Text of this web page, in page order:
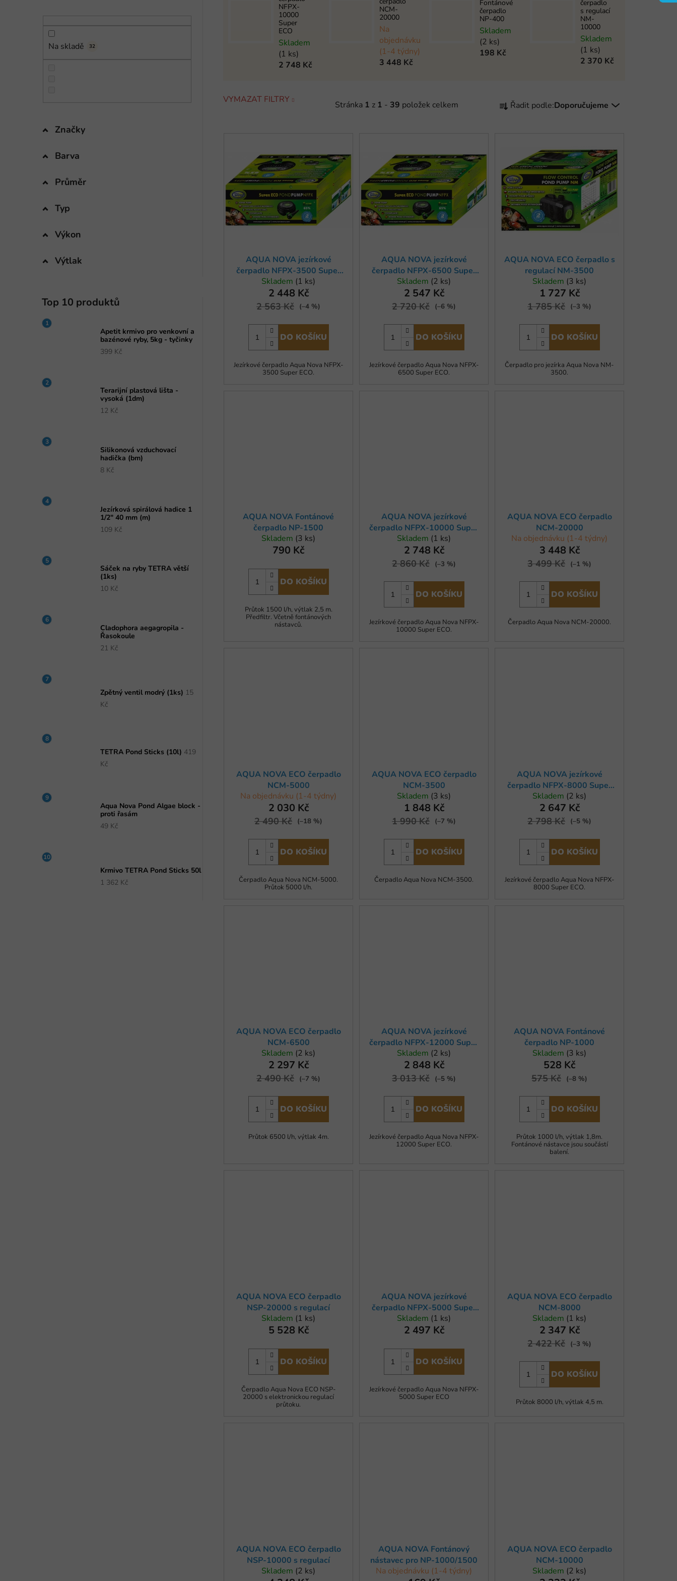
Na skladě 32
Značky
Barva
Průměr
Typ
Výkon
Výtlak
Top 10 produktů
Apetit krmivo pro venkovní a
bazénové ryby, 5kg - tyčinky
399 Kč
Terarijní plastová lišta -
vysoká (1dm)
12 Kč
Silikonová vzduchovací
hadička (bm)
8 Kč
Jezírková spirálová hadice 1
1/2" 40 mm (m)
109 Kč
Sáček na ryby TETRA větší
(1ks)
10 Kč
Cladophora aegagropila -
Řasokoule
21 Kč
Zpětný ventil modrý (1ks) 15
Kč
TETRA Pond Sticks (10l) 419
Kč
Aqua Nova Pond Algae block -
proti řasám
49 Kč
Krmivo TETRA Pond Sticks 50l
1 362 Kč
NFPX-
10000
Super
ECO
Skladem
(1 ks)
2 748 Kč
NCM-
20000
Na
objednávku
(1-4 týdny)
3 448 Kč
Fontánové
čerpadlo
NP-400
Skladem
(2 ks)
198 Kč
čerpadlo
s regulací
NM-
10000
Skladem
(1 ks)
2 370 Kč
VYMAZAT FILTRY Stránka 1 z 1 - 39 položek celkem
a
p
r
o
d
u
Řadit podle:Doporučujeme
s
p
r
o
AQUA NOVA jezírkové
čerpadlo NFPX-3500 Super
ECO
Skladem (1 ks)
2 448 Kč
2 563 Kč (–4 %)
DO KOŠÍKU
Jezírkové čerpadlo Aqua Nova NFPX-
3500 Super ECO.
AQUA NOVA jezírkové
čerpadlo NFPX-6500 Super
ECO
Skladem (2 ks)
2 547 Kč
2 720 Kč (–6 %)
DO KOŠÍKU
Jezírkové čerpadlo Aqua Nova NFPX-
6500 Super ECO.
AQUA NOVA ECO čerpadlo s
regulací NM-3500
Skladem (3 ks)
1 727 Kč
1 785 Kč (–3 %)
DO KOŠÍKU
Čerpadlo pro jezírka Aqua Nova NM-
3500.
AQUA NOVA Fontánové
čerpadlo NP-1500
Skladem (3 ks)
790 Kč
DO KOŠÍKU
Průtok 1500 l/h, výtlak 2,5 m.
Předfiltr. Včetně fontánových
nástavců.
AQUA NOVA jezírkové
čerpadlo NFPX-10000 Super
ECO
Skladem (1 ks)
2 748 Kč
2 860 Kč (–3 %)
DO KOŠÍKU
Jezírkové čerpadlo Aqua Nova NFPX-
10000 Super ECO.
AQUA NOVA ECO čerpadlo
NCM-20000
Na objednávku (1-4 týdny)
3 448 Kč
3 499 Kč (–1 %)
DO KOŠÍKU
Čerpadlo Aqua Nova NCM-20000.
AQUA NOVA ECO čerpadlo
NCM-5000
Na objednávku (1-4 týdny)
2 030 Kč
2 490 Kč (–18 %)
DO KOŠÍKU
Čerpadlo Aqua Nova NCM-5000.
Průtok 5000 l/h.
AQUA NOVA ECO čerpadlo
NCM-3500
Skladem (3 ks)
1 848 Kč
1 990 Kč (–7 %)
DO KOŠÍKU
Čerpadlo Aqua Nova NCM-3500.
AQUA NOVA jezírkové
čerpadlo NFPX-8000 Super
ECO
Skladem (2 ks)
2 647 Kč
2 798 Kč (–5 %)
DO KOŠÍKU
Jezírkové čerpadlo Aqua Nova NFPX-
8000 Super ECO.
AQUA NOVA ECO čerpadlo
NCM-6500
Skladem (2 ks)
2 297 Kč
2 490 Kč (–7 %)
DO KOŠÍKU
Průtok 6500 l/h, výtlak 4m.
AQUA NOVA jezírkové
čerpadlo NFPX-12000 Super
ECO
Skladem (2 ks)
2 848 Kč
3 013 Kč (–5 %)
DO KOŠÍKU
Jezírkové čerpadlo Aqua Nova NFPX-
12000 Super ECO.
AQUA NOVA Fontánové
čerpadlo NP-1000
Skladem (3 ks)
528 Kč
575 Kč (–8 %)
DO KOŠÍKU
Průtok 1000 l/h, výtlak 1,8m.
Fontánové nástavce jsou součástí
balení.
AQUA NOVA ECO čerpadlo
NSP-20000 s regulací
Skladem (1 ks)
5 528 Kč
DO KOŠÍKU
Čerpadlo Aqua Nova ECO NSP-
20000 s elektronickou regulací
průtoku.
AQUA NOVA jezírkové
čerpadlo NFPX-5000 Super
ECO
Skladem (1 ks)
2 497 Kč
DO KOŠÍKU
Jezírkové čerpadlo Aqua Nova NFPX-
5000 Super ECO
AQUA NOVA ECO čerpadlo
NCM-8000
Skladem (1 ks)
2 347 Kč
2 422 Kč (–3 %)
DO KOŠÍKU
Průtok 8000 l/h, výtlak 4,5 m.
AQUA NOVA ECO čerpadlo
NSP-10000 s regulací
Skladem (2 ks)
AQUA NOVA Fontánový
nástavec pro NP-1000/1500
Na objednávku (1-4 týdny)
AQUA NOVA ECO čerpadlo
NCM-10000
Skladem (2 ks)